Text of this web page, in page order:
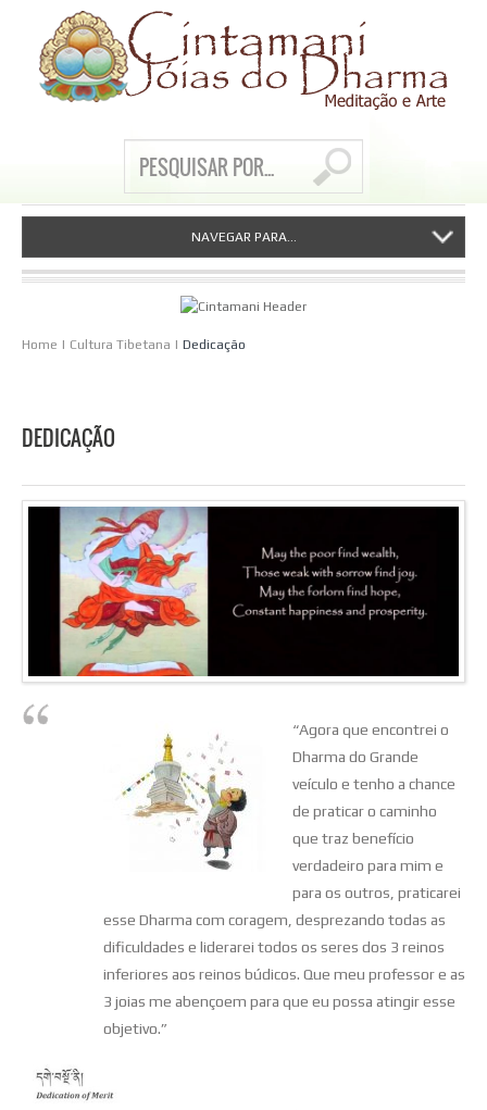
NAVEGAR PARA...
Home | Cultura Tibetana | Dedicação
DEDICAÇÃO
“Agora que encontrei o
Dharma do Grande
veículo e tenho a chance
de praticar o caminho
que traz benefício
verdadeiro para mim e
para os outros, praticarei
esse Dharma com coragem, desprezando todas as
dificuldades e liderarei todos os seres dos 3 reinos
inferiores aos reinos búdicos. Que meu professor e as
3 joias me abençoem para que eu possa atingir esse
objetivo.”